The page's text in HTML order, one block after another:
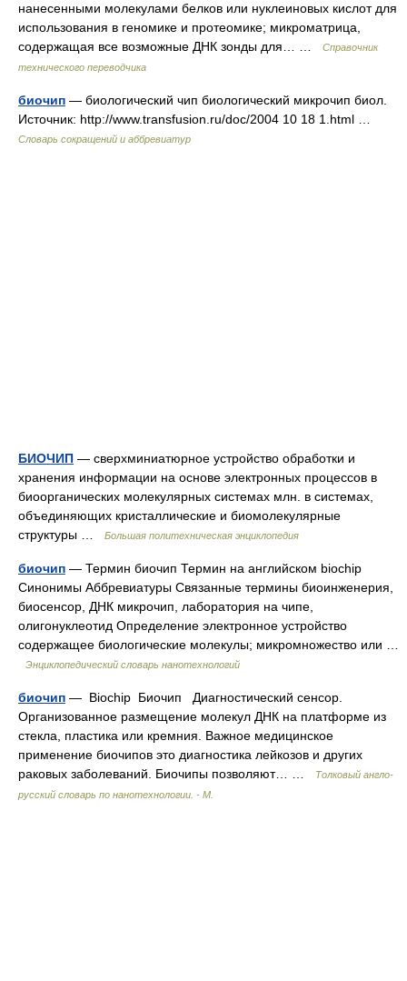
нанесенными молекулами белков или нуклеиновых кислот для
использования в геномике и протеомике; микроматрица,
содержащая все возможные ДНК зонды для… …
Справочник
технического переводчика
биочип — биологический чип биологический микрочип биол.
Источник: http://www.transfusion.ru/doc/2004 10 18 1.html …
Словарь сокращений и аббревиатур
БИОЧИП — сверхминиатюрное устройство обработки и
хранения информации на основе электронных процессов в
биоорганических молекулярных системах млн. в системах,
объединяющих кристаллические и биомолекулярные
структуры …
Большая политехническая энциклопедия
биочип — Термин биочип Термин на английском biochip
Синонимы Аббревиатуры Связанные термины биоинженерия,
биосенсор, ДНК микрочип, лаборатория на чипе,
олигонуклеотид Определение электронное устройство
содержащее биологические молекулы; микромножество или …
Энциклопедический словарь нанотехнологий
биочип — Biochip Биочип Диагностический сенсор.
Организованное размещение молекул ДНК на платформе из
стекла, пластика или кремния. Важное медицинское
применение биочипов это диагностика лейкозов и других
раковых заболеваний. Биочипы позволяют… …
Толковый англо-
русский словарь по нанотехнологии. - М.